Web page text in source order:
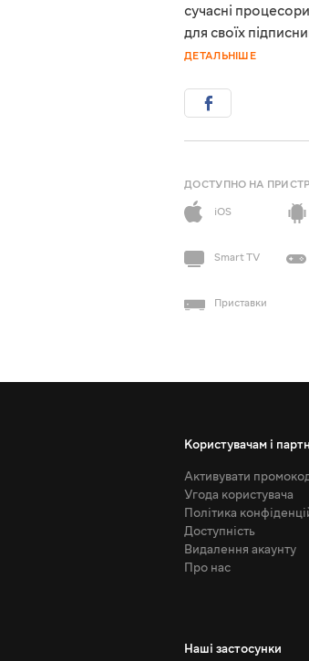
сучасні
для своїх
ДЕТАЛЬНІШЕ
ДОСТУПНО НА
iOS
Smart TV
Приставки
Користувачам і
Активувати
Угода користувача
Політика
Доступність
Видалення акаунту
Про нас
Наші застосунки